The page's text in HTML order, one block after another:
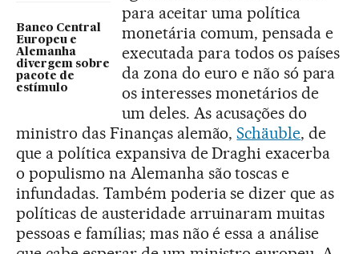
Banco Central
Europeu e
Alemanha
divergem sobre
pacote de
estímulo
para aceitar uma política
monetária comum, pensada e
executada para todos os países
da zona do euro e não só para
os interesses monetários de
um deles. As acusações do
ministro das Finanças alemão,Schäuble, de
que a política expansiva de Draghi exacerba
o populismo na Alemanha são toscas e
infundadas. Também poderia se dizer que as
políticas de austeridade arruinaram muitas
pessoas e famílias; mas não é essa a análise